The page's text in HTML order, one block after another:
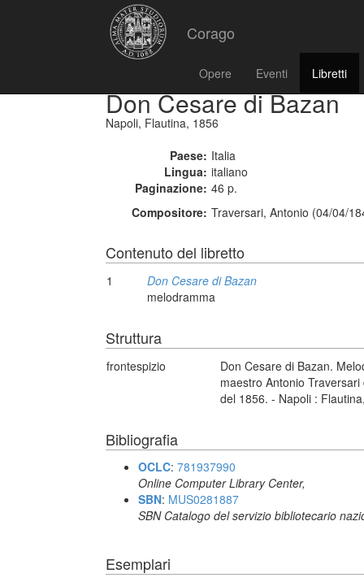
Corago
Opere Eventi Libretti
Don Cesare di Bazan
Napoli, Flautina, 1856
Paese: Italia
Lingua: italiano
Paginazione: 46 p.
Compositore: Traversari, Antonio (04/04/
Contenuto del libretto
1
Don Cesare di Bazan
melodramma
Struttura
frontespizio
Don Cesare di Bazan.
maestro Antonio
del 1856. - Napoli :
Bibliografia
OCLC: 781937990
Online Computer Library Center,
SBN: MUS0281887
SBN Catalogo del servizio bibliotecario
Esemplari